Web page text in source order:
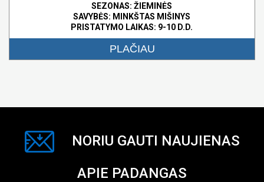
SEZONAS: ŽIEMINĖS
SAVYBĖS: MINKŠTAS MIŠINYS
PRISTATYMO LAIKAS: 9-10 D.D.
PLAČIAU
NORIU GAUTI NAUJIENAS
APIE PADANGAS